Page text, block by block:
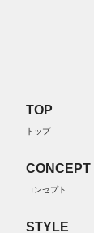
TOP
トップ
CONCEPT
コンセプト
STYLE